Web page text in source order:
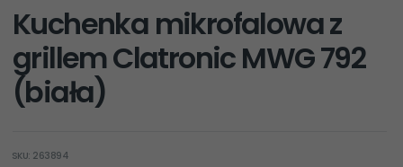
Kuchenka mikrofalowa z
grillem Clatronic MWG 792
(biała)
SKU: 263894